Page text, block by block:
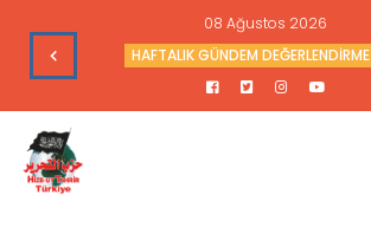
08 Ağustos 2026
Alaaddin Özdemir’in Vefatını Duyurur
HAFTALIK GÜNDEM DEĞERLENDİRME